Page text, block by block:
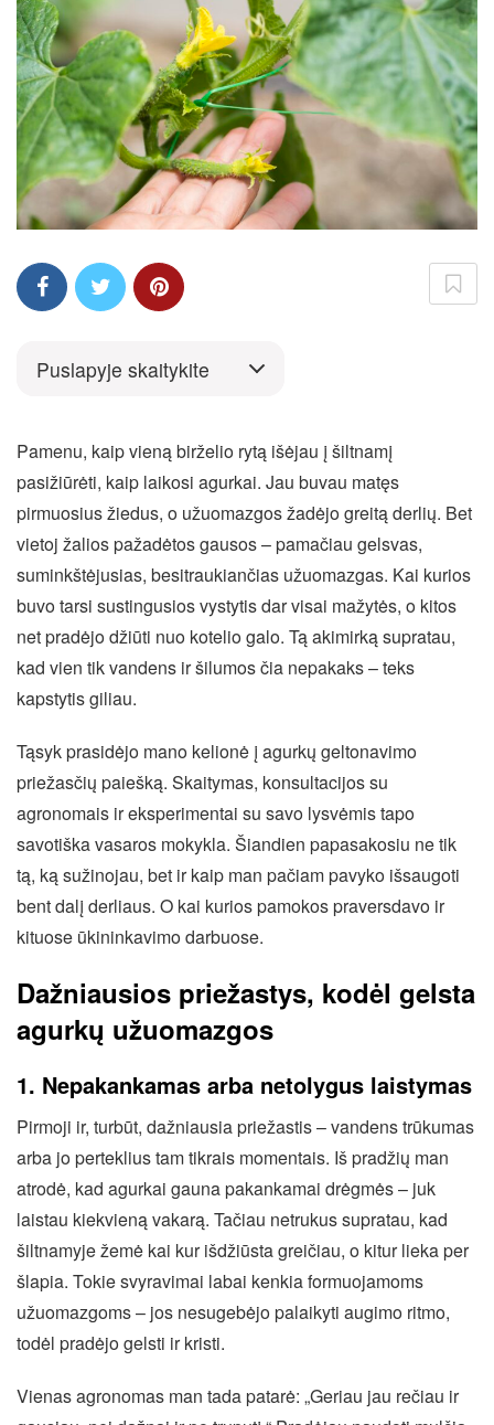
Puslapyje skaitykite
Pamenu, kaip vieną birželio rytą išėjau į šiltnamį
pasižiūrėti, kaip laikosi agurkai. Jau buvau matęs
pirmuosius žiedus, o užuomazgos žadėjo greitą derlių. Bet
vietoj žalios pažadėtos gausos – pamačiau gelsvas,
suminkštėjusias, besitraukiančias užuomazgas. Kai kurios
buvo tarsi sustingusios vystytis dar visai mažytės, o kitos
net pradėjo džiūti nuo kotelio galo. Tą akimirką supratau,
kad vien tik vandens ir šilumos čia nepakaks – teks
kapstytis giliau.
Tąsyk prasidėjo mano kelionė į agurkų geltonavimo
priežasčių paiešką. Skaitymas, konsultacijos su
agronomais ir eksperimentai su savo lysvėmis tapo
savotiška vasaros mokykla. Šiandien papasakosiu ne tik
tą, ką sužinojau, bet ir kaip man pačiam pavyko išsaugoti
bent dalį derliaus. O kai kurios pamokos praversdavo ir
kituose ūkininkavimo darbuose.
Dažniausios priežastys, kodėl gelsta
agurkų užuomazgos
1. Nepakankamas arba netolygus laistymas
Pirmoji ir, turbūt, dažniausia priežastis – vandens trūkumas
arba jo perteklius tam tikrais momentais. Iš pradžių man
atrodė, kad agurkai gauna pakankamai drėgmės – juk
laistau kiekvieną vakarą. Tačiau netrukus supratau, kad
šiltnamyje žemė kai kur išdžiūsta greičiau, o kitur lieka per
šlapia. Tokie svyravimai labai kenkia formuojamoms
užuomazgoms – jos nesugebėjo palaikyti augimo ritmo,
todėl pradėjo gelsti ir kristi.
Vienas agronomas man tada patarė: „Geriau jau rečiau ir